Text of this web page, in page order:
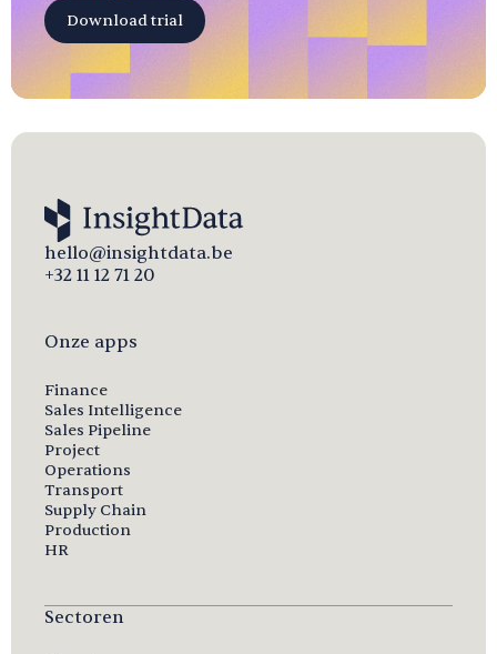
Download trial
hello@insightdata.be
+32 11 12 71 20
Onze apps
Finance
Sales Intelligence
Sales Pipeline
Project
Operations
Transport
Supply Chain
Production
HR
Sectoren